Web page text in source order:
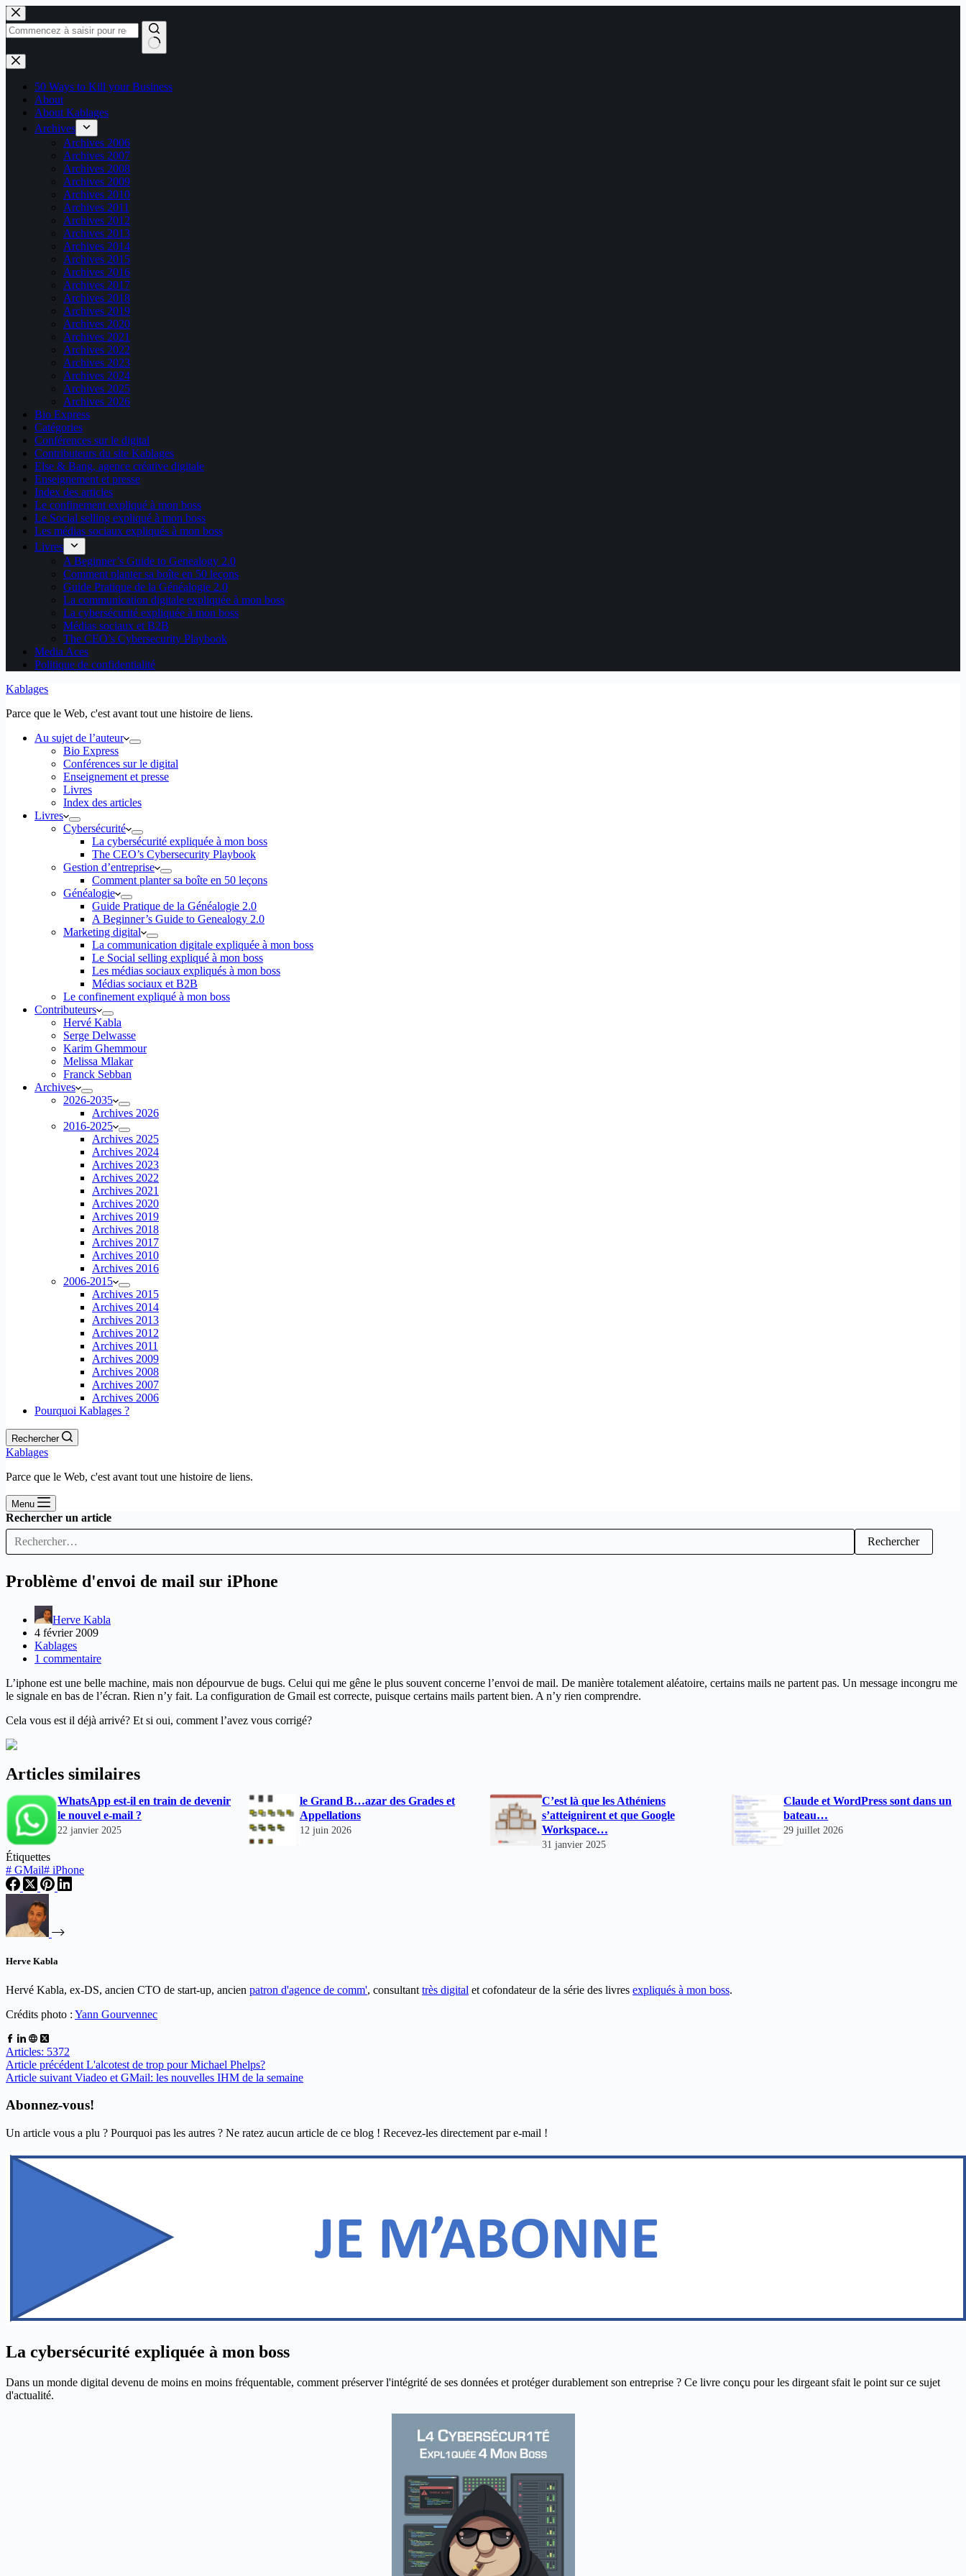
Passer
au
contenu
Aucun
résultat
50 Ways to Kill your Business
About
About Kablages
Archives
Archives 2006
Archives 2007
Archives 2008
Archives 2009
Archives 2010
Archives 2011
Archives 2012
Archives 2013
Archives 2014
Archives 2015
Archives 2016
Archives 2017
Archives 2018
Archives 2019
Archives 2020
Archives 2021
Archives 2022
Archives 2023
Archives 2024
Archives 2025
Archives 2026
Bio Express
Catégories
Conférences sur le digital
Contributeurs du site Kablages
Else & Bang, agence créative digitale
Enseignement et presse
Index des articles
Le confinement expliqué à mon boss
Le Social selling expliqué à mon boss
Les médias sociaux expliqués à mon boss
Livres
A Beginner’s Guide to Genealogy 2.0
Comment planter sa boîte en 50 leçons
Guide Pratique de la Généalogie 2.0
La communication digitale expliquée à mon boss
La cybersécurité expliquée à mon boss
Médias sociaux et B2B
The CEO’s Cybersecurity Playbook
Media Aces
Politique de confidentialité
Kablages
Parce que le Web, c'est avant tout une histoire de liens.
Au sujet de l’auteur
Bio Express
Conférences sur le digital
Enseignement et presse
Livres
Index des articles
Livres
Cybersécurité
La cybersécurité expliquée à mon boss
The CEO’s Cybersecurity Playbook
Gestion d’entreprise
Comment planter sa boîte en 50 leçons
Généalogie
Guide Pratique de la Généalogie 2.0
A Beginner’s Guide to Genealogy 2.0
Marketing digital
La communication digitale expliquée à mon boss
Le Social selling expliqué à mon boss
Les médias sociaux expliqués à mon boss
Médias sociaux et B2B
Le confinement expliqué à mon boss
Contributeurs
Hervé Kabla
Serge Delwasse
Karim Ghemmour
Melissa Mlakar
Franck Sebban
Archives
2026-2035
Archives 2026
2016-2025
Archives 2025
Archives 2024
Archives 2023
Archives 2022
Archives 2021
Archives 2020
Archives 2019
Archives 2018
Archives 2017
Archives 2010
Archives 2016
2006-2015
Archives 2015
Archives 2014
Archives 2013
Archives 2012
Archives 2011
Archives 2009
Archives 2008
Archives 2007
Archives 2006
Pourquoi Kablages ?
Rechercher
Kablages
Parce que le Web, c'est avant tout une histoire de liens.
Menu
Rechercher un article
Rechercher
Problème d'envoi de mail sur iPhone
Herve Kabla
4 février 2009
Kablages
1 commentaire
L’iphone est une belle machine, mais non dépourvue de bugs. Celui qui me gêne le plus souvent concerne l’envoi de mail. De manière totalement aléatoire, certains mails ne partent pas. Un message incongru me
le signale en bas de l’écran. Rien n’y fait. La configuration de Gmail est correcte, puisque certains mails partent bien. A n’y rien comprendre.
Cela vous est il déjà arrivé? Et si oui, comment l’avez vous corrigé?
Articles similaires
WhatsApp est-il en train de devenir
le nouvel e-mail ?
22 janvier 2025
le Grand B…azar des Grades et
Appellations
12 juin 2026
C’est là que les Athéniens
s’atteignirent et que Google
Workspace…
31 janvier 2025
Claude et WordPress sont dans un
bateau…
29 juillet 2026
Étiquettes
# GMail# iPhone
Herve Kabla
Hervé Kabla, ex-DS, ancien CTO de start-up, ancien patron d'agence de comm', consultant très digital et cofondateur de la série des livres expliqués à mon boss.
Crédits photo : Yann Gourvennec
Articles: 5372
Article précédent L'alcotest de trop pour Michael Phelps?
Article suivant Viadeo et GMail: les nouvelles IHM de la semaine
Abonnez-vous!
Un article vous a plu ? Pourquoi pas les autres ? Ne ratez aucun article de ce blog ! Recevez-les directement par e-mail !
La cybersécurité expliquée à mon boss
Dans un monde digital devenu de moins en moins fréquentable, comment préserver l'intégrité de ses données et protéger durablement son entreprise ? Ce livre conçu pour les dirgeant sfait le point sur ce sujet
d'actualité.